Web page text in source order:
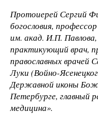
Протоиерей Сергий
богословия,
им. акад. И.П.
практикующий врач,
православных врачей
Луки (Войно-
Державной иконы
Петербурге, главный
медицина».